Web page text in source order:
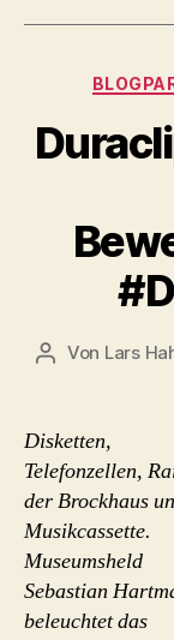
Beitragsautor
Von Lars
Disketten,
Telefonzellen,
der Brockhaus
Musikcassette.
Museumsheld
Sebastian
beleuchtet das